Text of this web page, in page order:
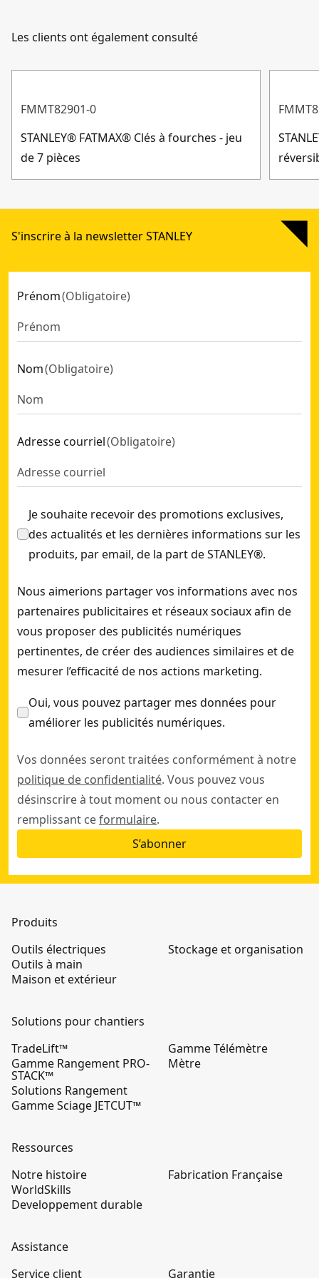
Les clients ont également consulté
FMMT82901-0
STANLEY® FATMAX® Clés à fourches - jeu
de 7 pièces
S'inscrire à la newsletter STANLEY
Prénom(Obligatoire)
Nom(Obligatoire)
Adresse courriel(Obligatoire)
Je souhaite recevoir des promotions exclusives,
des actualités et les dernières informations sur les
produits, par email, de la part de STANLEY®.
Nous aimerions partager vos informations avec nos
partenaires publicitaires et réseaux sociaux afin de
vous proposer des publicités numériques
pertinentes, de créer des audiences similaires et de
mesurer l’efficacité de nos actions marketing.
Oui, vous pouvez partager mes données pour
améliorer les publicités numériques.
Vos données seront traitées conformément à notre
politique de confidentialité. Vous pouvez vous
désinscrire à tout moment ou nous contacter en
remplissant ceformulaire.
S’abonner
Produits
Outils électriques
Outils à main
Maison et extérieur
Stockage et organisation
Solutions pour chantiers
TradeLift™
Gamme Rangement PRO-
STACK™
Solutions Rangement
Gamme Sciage JETCUT™
Gamme Télémètre
Mètre
Ressources
Notre histoire
WorldSkills
Developpement durable
Fabrication Française
Assistance
Service client
Garantie